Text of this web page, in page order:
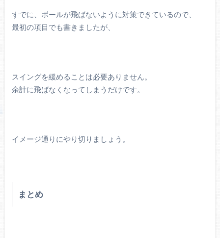
すでに、ボールが飛ばないように対策できているので、
最初の項目でも書きましたが、
スイングを緩めることは必要ありません。
余計に飛ばなくなってしまうだけです。
イメージ通りにやり切りましょう。
まとめ